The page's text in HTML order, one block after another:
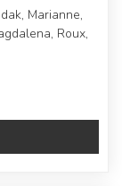
Marianne,
Roux,